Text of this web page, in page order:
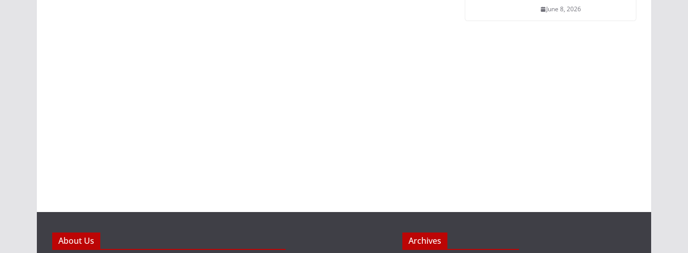
June 8, 2026
About Us Archives